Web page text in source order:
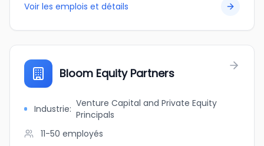
Voir les emplois et détails
Bloom Equity Partners
Industrie: Venture Capital and Private Equity
Principals
11-50 employés